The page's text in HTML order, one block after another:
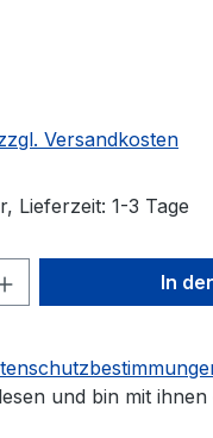
Versandkosten
Lieferzeit: 1-3 Tage
Gib den
In
und bin mit